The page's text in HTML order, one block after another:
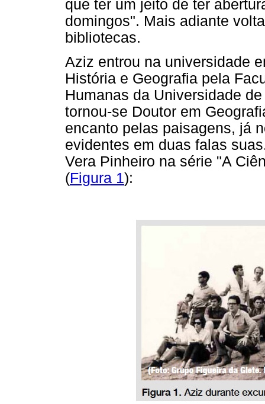
que ter um jeito de ter
domingos". Mais adiante
bibliotecas.
Aziz entrou na universidade
História e Geografia pela
Humanas da Universidade
tornou-se Doutor em
encanto pelas paisagens, já
evidentes em duas falas
Vera Pinheiro na série "A
(Figura 1):